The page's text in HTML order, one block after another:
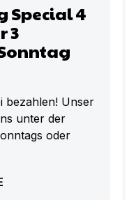
Special 4
3
bezahlen! Unser
unter der
oder